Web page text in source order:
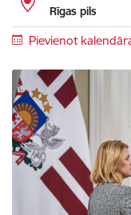
Rīgas pils
Pievienot